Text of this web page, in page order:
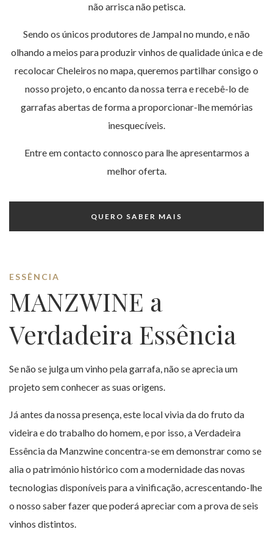
não arrisca não petisca.
Sendo os únicos produtores de Jampal no mundo, e não
olhando a meios para produzir vinhos de qualidade única e de
recolocar Cheleiros no mapa, queremos partilhar consigo o
nosso projeto, o encanto da nossa terra e recebê-lo de
garrafas abertas de forma a proporcionar-lhe memórias
inesquecíveis.
Entre em contacto connosco para lhe apresentarmos a
melhor oferta.
QUERO SABER MAIS
ESSÊNCIA
MANZWINE a
Verdadeira Essência
Se não se julga um vinho pela garrafa, não se aprecia um
projeto sem conhecer as suas origens.
Já antes da nossa presença, este local vivia da do fruto da
videira e do trabalho do homem, e por isso, a Verdadeira
Essência da Manzwine concentra-se em demonstrar como se
alia o património histórico com a modernidade das novas
tecnologias disponíveis para a vinificação, acrescentando-lhe
o nosso saber fazer que poderá apreciar com a prova de seis
vinhos distintos.